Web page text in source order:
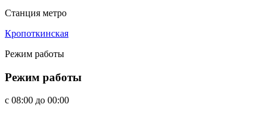
Станция метро
Кропоткинская
Режим работы
Режим работы
c 08:00 до 00:00